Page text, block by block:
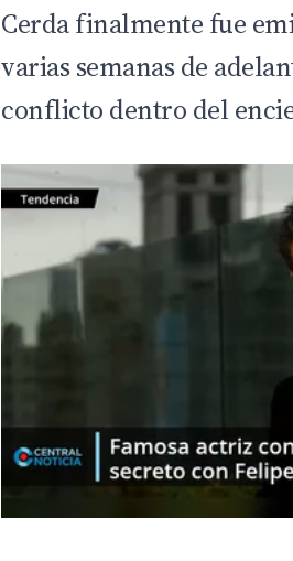
Cerdafinalmente fue
varias semanas de
conflicto dentro del